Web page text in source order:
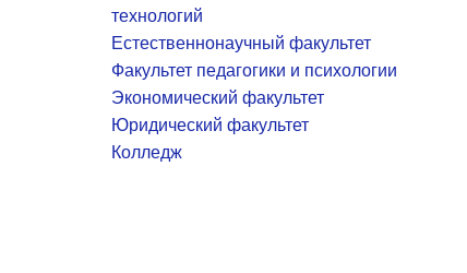
технологий
Естественнонаучный факультет
Факультет педагогики и психологии
Экономический факультет
Юридический факультет
Колледж